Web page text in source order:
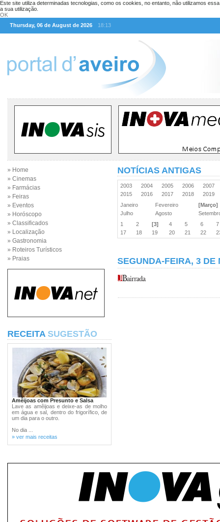
Este site utiliza determinadas tecnologias, como os cookies, no entanto, não utilizamos
a sua utilização.
OK
Thursday, 06 de August de 2026
18:13
» Home
» Cinemas
» Farmácias
» Feiras
» Eventos
» Horóscopo
» Classificados
» Localização
» Gastronomia
» Roteiros Turísticos
» Praias
RECEITA SUGESTÃO
Amêijoas com Presunto e Salsa
Lave as amêijoas e deixe-as de molho
em água e sal, dentro do frigorífico, de
um dia para o outro.
No dia ...
» ver mais receitas
NOTÍCIAS ANTIGAS
2003 2004 2005 2006
2007
2015
2016 2017 2018
2019
Janeiro
Fevereiro
[Março]
Julho
Agosto
1
2 [3] 4 5 6
17
18 19 20 21 22
SEGUNDA-FEIRA, 3 DE